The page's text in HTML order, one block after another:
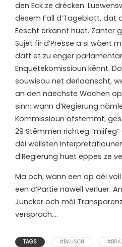
den Eck ze drécken.
dësem Fall d’Tageblatt, dat
Eescht erkannt huet. Zanter
Sujet fir d’Presse a si wäert
datt et zu enger
Enquêtekomissioun kënnt.
souwisou net derlaanscht,
an den näechste Wochen
sinn; wann d’Regierung
Kommissioun ofstëmmt,
29 Stëmmen richteg
déi wëllsten
d’Regierung huet eppes ze
Ma och, wann een op déi
een d’Partie nawell verluer.
Juncker och méi
versprach….
TAGS #BAUSCH